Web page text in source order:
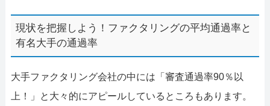
現状を把握しよう！ファクタリングの平均通過率と
有名大手の通過率
大手ファクタリング会社の中には「審査通過率90％以
上！」と大々的にアピールしているところもあります。